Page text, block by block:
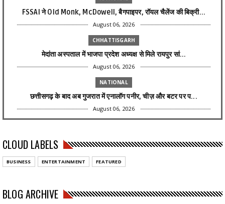
FSSAI ने Old Monk, McDowell, बैगपाइपर, रॉयल चैलेंज की बिक्री...
August 06, 2026
CHHATTISGARH
मेदांता अस्पताल में भाजपा प्रदेश अध्यक्ष से मिले रायपुर सां...
August 06, 2026
NATIONAL
छत्तीसगढ़ के बाद अब गुजरात में एनालॉग पनीर, चीज़ और बटर पर प...
August 06, 2026
CG- एनालॉग पनीर के बाद अब इन खाद्य पदार्थों पर सरकार की नजर,...
CHHATTISGARH
August 06, 2026
CLOUD LABELS
BUSINESS ENTERTAINMENT FEATURED
BLOG ARCHIVE